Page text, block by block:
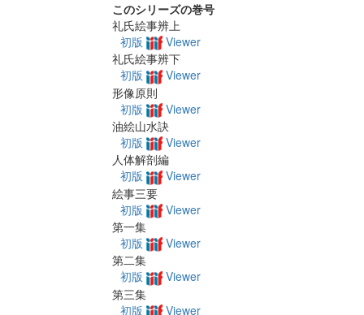
このシリーズの巻号
礼氏絵事辨上
初版
Viewer
礼氏絵事辨下
初版
Viewer
形像原則
初版
Viewer
油絵山水訣
初版
Viewer
人体解剖編
初版
Viewer
絵事三要
初版
Viewer
第一集
初版
Viewer
第二集
初版
Viewer
第三集
初版
Viewer